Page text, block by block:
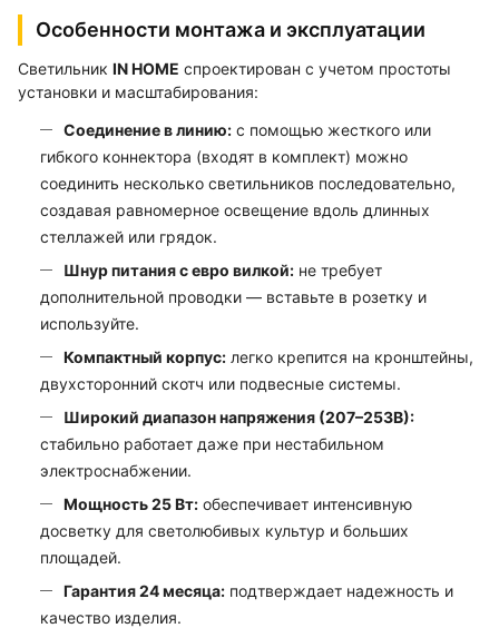
Особенности монтажа и эксплуатации
Светильник IN HOME спроектирован с учетом простоты
установки и масштабирования:
Соединение в линию: с помощью жесткого или
гибкого коннектора (входят в комплект) можно
соединить несколько светильников последовательно,
создавая равномерное освещение вдоль длинных
стеллажей или грядок.
Шнур питания с евро вилкой: не требует
дополнительной проводки — вставьте в розетку и
используйте.
Компактный корпус: легко крепится на кронштейны,
двухсторонний скотч или подвесные системы.
Широкий диапазон напряжения (207–253В):
стабильно работает даже при нестабильном
электроснабжении.
Мощность 25 Вт: обеспечивает интенсивную
досветку для светолюбивых культур и больших
площадей.
Гарантия 24 месяца: подтверждает надежность и
качество изделия.